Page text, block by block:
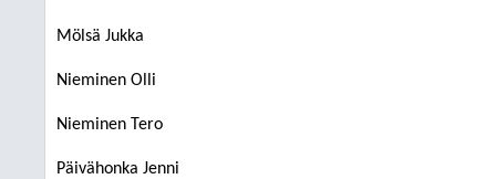
Mölsä Jukka
Nieminen Olli
Nieminen Tero
Päivähonka Jenni